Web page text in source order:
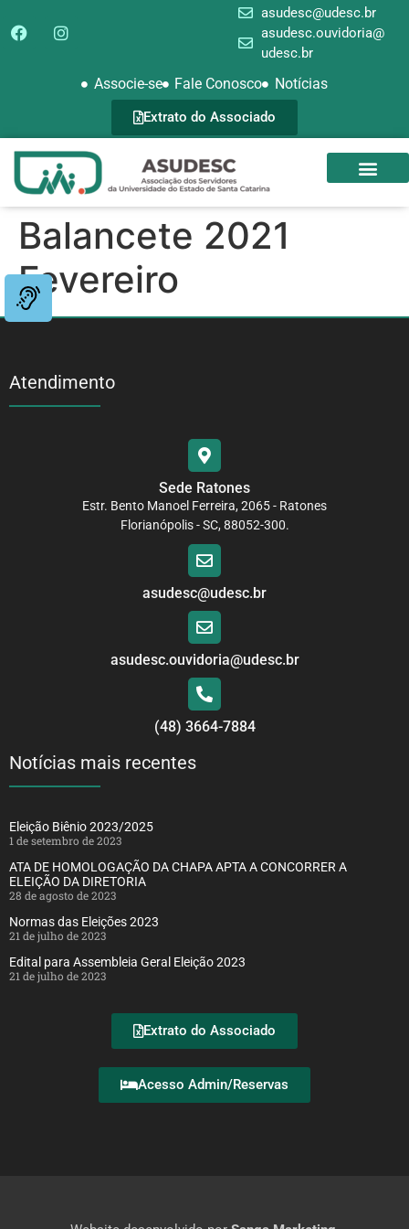
asudesc@udesc.br
asudesc.ouvidoria@
udesc.br
Associe-se Fale Conosco Notícias
Extrato do Associado
Balancete 2021
Fevereiro
Atendimento
Sede Ratones
Estr. Bento Manoel Ferreira, 2065 - Ratones
Florianópolis - SC, 88052-300.
asudesc@udesc.br
asudesc.ouvidoria@udesc.br
(48) 3664-7884
Notícias mais recentes
Eleição Biênio 2023/2025
1 de setembro de 2023
ATA DE HOMOLOGAÇÃO DA CHAPA APTA A CONCORRER A
ELEIÇÃO DA DIRETORIA
28 de agosto de 2023
Normas das Eleições 2023
21 de julho de 2023
Edital para Assembleia Geral Eleição 2023
21 de julho de 2023
Extrato do Associado
Acesso Admin/Reservas